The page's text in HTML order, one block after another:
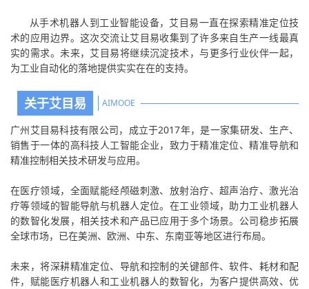
从手术机器人到工业智能设备，艾目易一直在探索精准定位技
术的应用边界。这次交流让艾目易收集到了许多来自生产一线最真
实的需求。未来，艾目易将继续沉淀技术，与更多行业伙伴一起，
为工业自动化的落地提供实实在在的支持。
关于艾目易 AIMOOE
广州艾目易科技有限公司，成立于2017年，是一家集研发、生产、
销售于一体的高科技人工智能企业，致力于精准定位、精准导航和
精准控制相关技术研发与应用。
在医疗领域，全面赋能经颅磁刺激、放射治疗、超声治疗、激光治
疗等领域的智能导航与机器人定位。在工业领域，助力工业机器人
的数智化发展，相关技术和产品已应用于多个场景。公司稳步拓展
全球市场，已在美洲、欧洲、中东、东南亚等地区进行布局。
未来，将深耕精准定位、导航和控制的关键部件、软件、耗材和配
件，赋能医疗机器人和工业机器人的数智化，为客户提供高效、优